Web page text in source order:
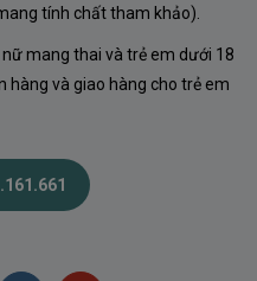
tính chất tham khảo).
nữ mang thai và trẻ em dưới 18
hàng và giao hàng cho trẻ em